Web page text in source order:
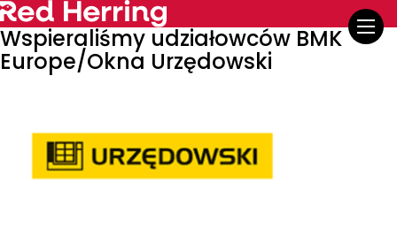
Wspieraliśmy udziałowców BMK
Europe/Okna Urzędowski